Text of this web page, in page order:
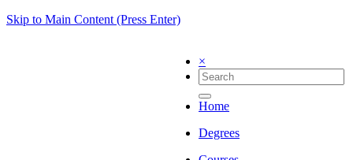
Skip to Main Content (Press Enter)
×
Home
Degrees